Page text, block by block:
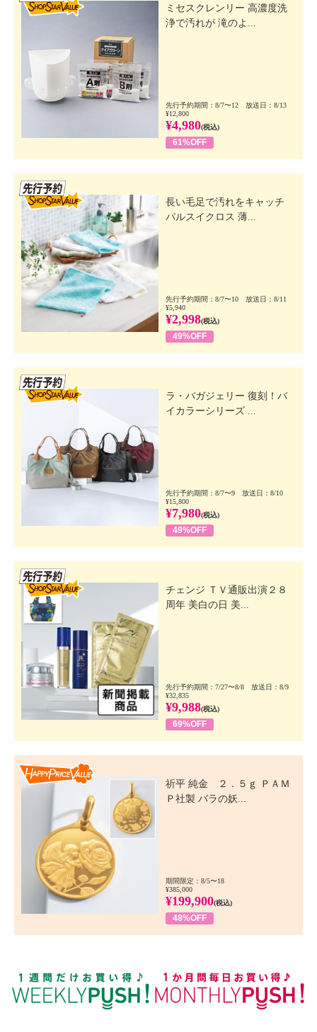
ミセスクレンリー 高濃度洗
浄で汚れが 滝のよ...
先行予約期間：8/7〜12 放送日：8/13
¥12,800
¥4,980(税込)
61%OFF
長い毛足で汚れをキャッチ
パルスイクロス 薄...
先行予約期間：8/7〜10 放送日：8/11
¥5,940
¥2,998(税込)
49%OFF
ラ・バガジェリー 復刻！バ
イカラーシリーズ ...
先行予約期間：8/7〜9 放送日：8/10
¥15,800
¥7,980(税込)
49%OFF
チェンジ ＴＶ通販出演２８
周年 美白の日 美...
先行予約期間：7/27〜8/8 放送日：8/9
¥32,835
¥9,988(税込)
69%OFF
祈平 純金 ２．５ｇ ＰＡＭ
Ｐ社製 バラの妖...
期間限定：8/5〜18
¥385,000
¥199,900(税込)
48%OFF